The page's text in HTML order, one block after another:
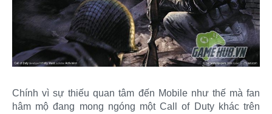
Chính vì sự thiếu quan tâm đến Mobile như thế mà fan
hâm mộ đang mong ngóng một Call of Duty khác trên